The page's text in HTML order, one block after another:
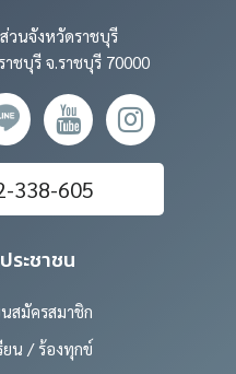
วนจังหวัดราชบุรี
ชบุรี จ.ราชบุรี 70000
338-605
ระชาชน
สมัครสมาชิก
ยน / ร้องทุกข์